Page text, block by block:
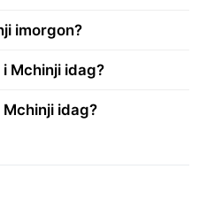
imorgon?
Mchinji idag?
idag?